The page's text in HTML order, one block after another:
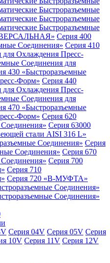
Быстроразъемные
Быстроразъемные
Быстроразъемные
Серия 400
Соединения» Серия 410
для Охлаждения Пресс-
Соединения для
430 «Быстроразъемные
Форм» Серия 440
для Охлаждения Пресс-
Соединения для
470 «Быстроразъемные
Форм» Серия 620
Серия 63000
стали AISI 316 L»
Соединения» Серия
Соединения» Серия 670
Серия 700
Серия 710
Серия 720 «B-МУФТА»
Соединения»
Соединения»
Серия 04V Серия 05V Серия
10V Серия 11V Серия 12V